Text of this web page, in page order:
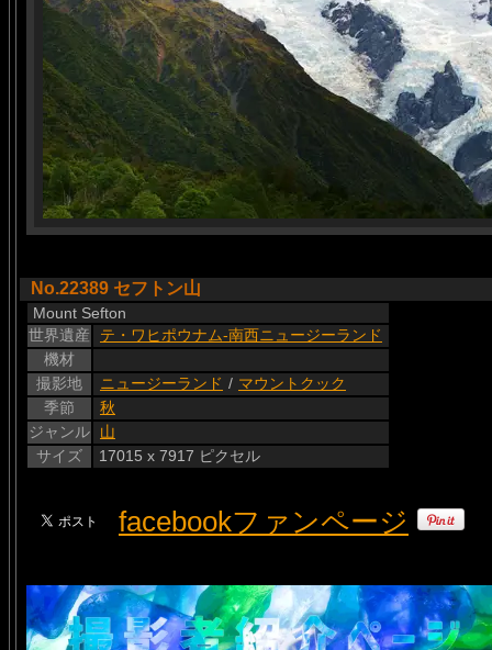
No.22389 セフトン山
Mount Sefton
世界遺産
テ・ワヒポウナム-南西ニュージーランド
機材
撮影地
ニュージーランド / マウントクック
季節
秋
ジャンル
山
サイズ
17015 x 7917 ピクセル
facebookファンページ